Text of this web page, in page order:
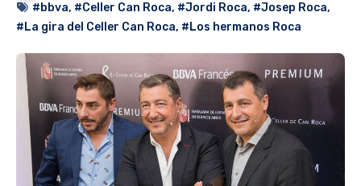
#bbva, #Celler Can Roca, #Jordi Roca, #Josep Roca,
#La gira del Celler Can Roca, #Los hermanos Roca